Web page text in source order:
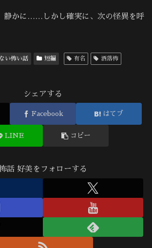
かに……しかし確実に、次の怪異を呼
い怖い話 短編 有名 洒落怖
シェアする
Facebook はてブ
LINE コピー
話 好美をフォローする